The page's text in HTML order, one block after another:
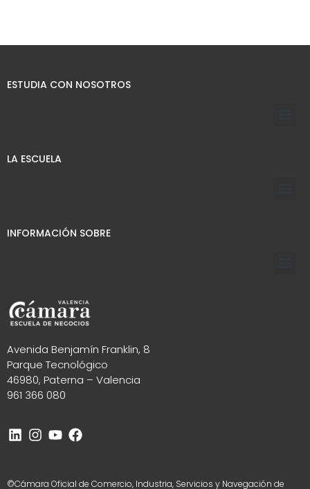
ESTUDIA CON NOSOTROS
LA ESCUELA
INFORMACIÓN SOBRE
Avenida Benjamín Franklin, 8
Parque Tecnológico
46980, Paterna – Valencia
961 366 080
©Cámara Oficial de Comercio, Industria, Servicios y Navegación de